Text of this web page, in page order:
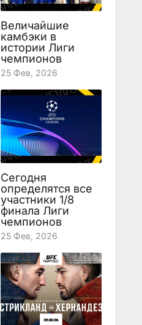
Величайшие
камбэки в
истории Лиги
чемпионов
25 Фев, 2026
Сегодня
определятся все
участники 1/8
финала Лиги
чемпионов
25 Фев, 2026